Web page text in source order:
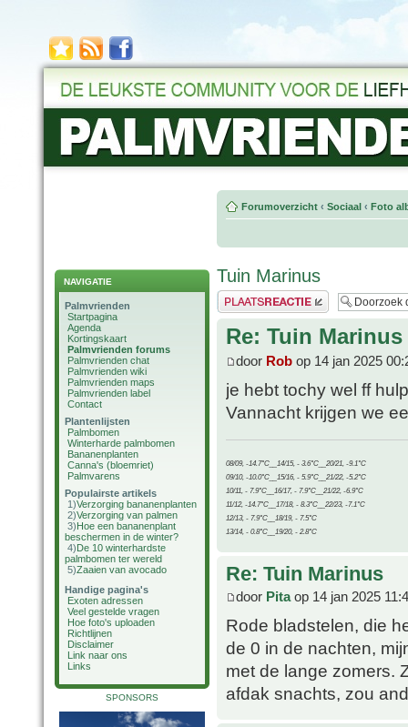
NAVIGATIE
Palmvrienden
Startpagina
Agenda
Kortingskaart
Palmvrienden forums
Palmvrienden chat
Palmvrienden wiki
Palmvrienden maps
Palmvrienden label
Contact
Plantenlijsten
Palmbomen
Winterharde palmbomen
Bananenplanten
Canna's (bloemriet)
Palmvarens
Populairste artikels
1)Verzorging bananenplanten
2)Verzorging van palmen
3)Hoe een bananenplant
beschermen in de winter?
4)De 10 winterhardste
palmbomen ter wereld
5)Zaaien van avocado
Handige pagina's
Exoten adressen
Veel gestelde vragen
Hoe foto's uploaden
Richtlijnen
Disclaimer
Link naar ons
Links
SPONSORS
Forumoverzicht ‹ Sociaal ‹ Foto
Tuin Marinus
Plaats een reactie
Re: Tuin Marinus
door Rob op 14 jan 2025
je hebt tochy wel ff
Vannacht krijgen we
08/09, -14.7°C__14/15, - 3.6°C__20/21, -9.1°C
09/10, -10.0°C__15/16, - 5.9°C__21/22, -5.2°C
10/11, - 7.9°C__16/17, - 7.9°C__21/22, -6.9°C
11/12, -14.7°C__17/18, - 8.3°C__22/23, -7.1°C
12/13, - 7.9°C__18/19, - 7.5°C
13/14, - 0.8°C__19/20, - 2.8°C
Re: Tuin Marinus
door Pitaop 14 jan 2025
Rode bladstelen, die
de 0 in de nachten,
met de lange zomers.
afdak snachts, zou